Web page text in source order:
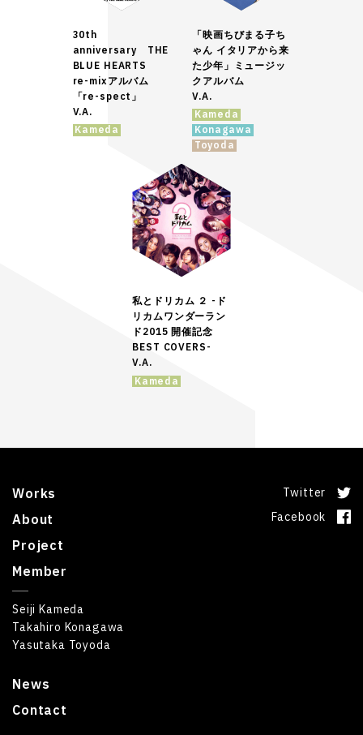
30th
anniversary THE
BLUE HEARTS
re-mixアルバム
「re-spect」
V.A.
Kameda
「映画ちびまる子ち
ゃん イタリアから来
た少年」ミュージッ
クアルバム
V.A.
Kameda
Konagawa
Toyoda
私とドリカム ２ -ド
リカムワンダーラン
ド2015 開催記念
BEST COVERS-
V.A.
Kameda
Works
About
News
Project
Member
Seiji Kameda
Takahiro Konagawa
Yasutaka Toyoda
Contact
Twitter
Facebook